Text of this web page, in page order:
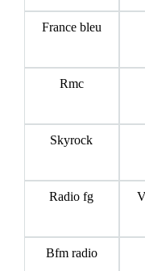
France bleu
Rmc
Skyrock
Radio fg
Bfm radio